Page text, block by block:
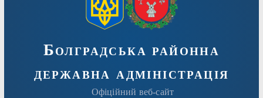
Болградська районна
державна адміністрація
Офіційний веб-сайт